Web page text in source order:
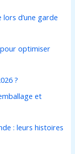
d’une garde
optimiser
?
et
: leurs histoires